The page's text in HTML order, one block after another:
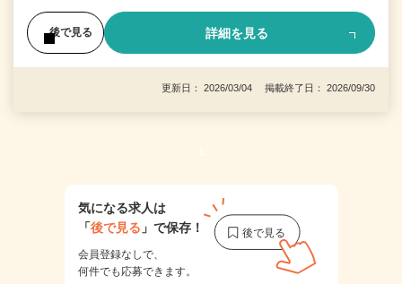
後で見る 詳細を見る
更新日： 2026/03/04 掲載終了日： 2026/09/30
1
気になる求人は
「後で見る 」で保存！
会員登録なしで、
何件でも応募できます。